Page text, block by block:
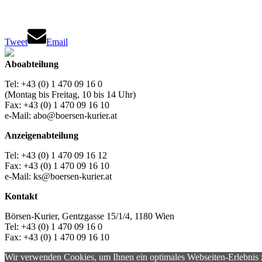
Tweet Email
Aboabteilung
Tel: +43 (0) 1 470 09 16 0
(Montag bis Freitag, 10 bis 14 Uhr)
Fax: +43 (0) 1 470 09 16 10
e-Mail: abo@boersen-kurier.at
Anzeigenabteilung
Tel: +43 (0) 1 470 09 16 12
Fax: +43 (0) 1 470 09 16 10
e-Mail: ks@boersen-kurier.at
Kontakt
Börsen-Kurier, Gentzgasse 15/1/4, 1180 Wien
Tel: +43 (0) 1 470 09 16 0
Fax: +43 (0) 1 470 09 16 10
Wir verwenden Cookies, um Ihnen ein optimales Webseiten-